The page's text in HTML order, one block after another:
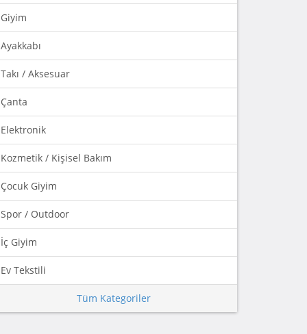
Giyim
Ayakkabı
Takı / Aksesuar
Çanta
Elektronik
Kozmetik / Kişisel Bakım
Çocuk Giyim
Spor / Outdoor
İç Giyim
Ev Tekstili
Tüm Kategoriler